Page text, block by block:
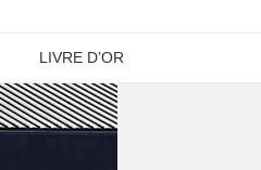
LIVRE D’OR